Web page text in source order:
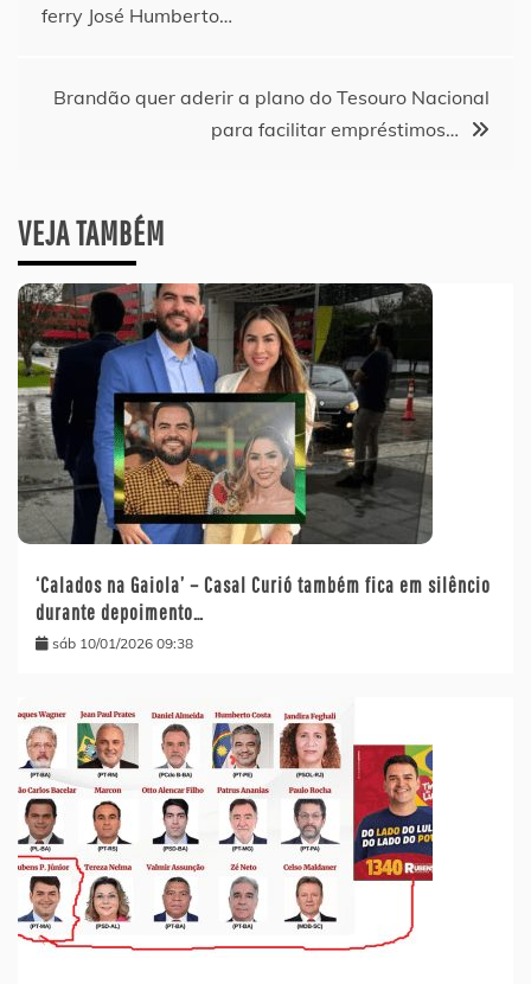
Post
ferry José Humberto…
Brandão quer aderir a plano do Tesouro Nacional
para facilitar empréstimos…
VEJA TAMBÉM
‘Calados na Gaiola’ – Casal Curió também fica em silêncio
durante depoimento…
sáb 10/01/2026 09:38